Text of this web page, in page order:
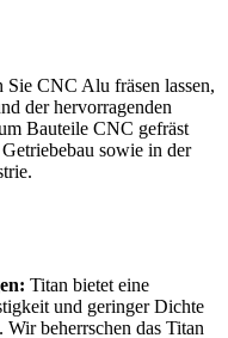
Sie CNC Alu fräsen lassen,
der hervorragenden
Bauteile CNC gefräst
sowie in der
Titan bietet eine
und geringer Dichte
beherrschen das Titan